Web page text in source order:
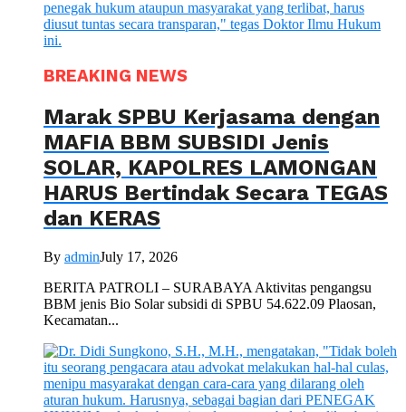
BREAKING NEWS
Marak SPBU Kerjasama dengan
MAFIA BBM SUBSIDI Jenis
SOLAR, KAPOLRES LAMONGAN
HARUS Bertindak Secara TEGAS
dan KERAS
By adminJuly 17, 2026
BERITA PATROLI – SURABAYA Aktivitas pengangsu
BBM jenis Bio Solar subsidi di SPBU 54.622.09 Plaosan,
Kecamatan...